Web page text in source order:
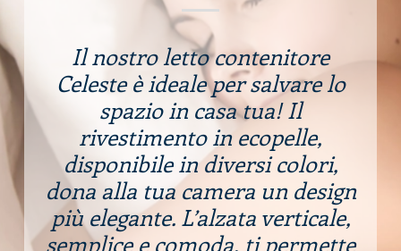
Il nostro letto contenitore
Celeste è ideale per salvare lo
spazio in casa tua! Il
rivestimento in ecopelle,
disponibile in diversi colori,
dona alla tua camera un design
più elegante. L’alzata verticale,
semplice e comoda, ti permette